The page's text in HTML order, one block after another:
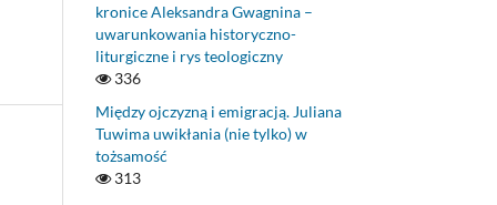
kronice Aleksandra Gwagnina –
uwarunkowania historyczno-
liturgiczne i rys teologiczny
336
Między ojczyzną i emigracją. Juliana
Tuwima uwikłania (nie tylko) w
tożsamość
313